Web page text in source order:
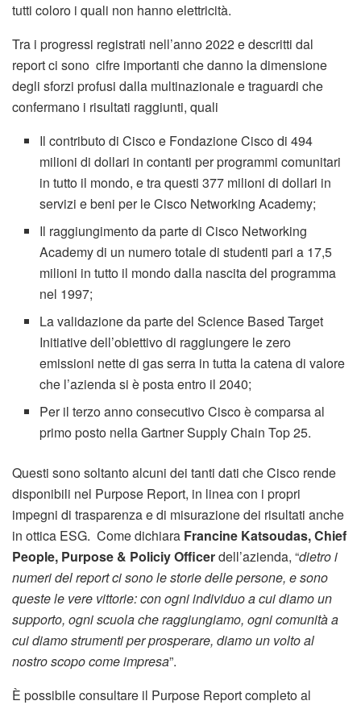
tutti coloro i quali non hanno elettricità.
Tra i progressi registrati nell’anno 2022 e descritti dal
report ci sono cifre importanti che danno la dimensione
degli sforzi profusi dalla multinazionale e traguardi che
confermano i risultati raggiunti, quali
Il contributo di Cisco e Fondazione Cisco di 494
milioni di dollari in contanti per programmi comunitari
in tutto il mondo, e tra questi 377 milioni di dollari in
servizi e beni per le Cisco Networking Academy;
Il raggiungimento da parte di Cisco Networking
Academy di un numero totale di studenti pari a 17,5
milioni in tutto il mondo dalla nascita del programma
nel 1997;
La validazione da parte del Science Based Target
Initiative dell’obiettivo di raggiungere le zero
emissioni nette di gas serra in tutta la catena di valore
che l’azienda si è posta entro il 2040;
Per il terzo anno consecutivo Cisco è comparsa al
primo posto nella Gartner Supply Chain Top 25.
Questi sono soltanto alcuni dei tanti dati che Cisco rende
disponibili nel Purpose Report, in linea con i propri
impegni di trasparenza e di misurazione dei risultati anche
in ottica ESG. Come dichiara Francine Katsoudas, Chief
People, Purpose & Policiy Officerdell’azienda, “dietro i
numeri del report ci sono le storie delle persone, e sono
queste le vere vittorie: con ogni individuo a cui diamo un
supporto, ogni scuola che raggiungiamo, ogni comunità a
cui diamo strumenti per prosperare, diamo un volto al
nostro scopo come impresa”.
È possibile consultare il Purpose Report completo al